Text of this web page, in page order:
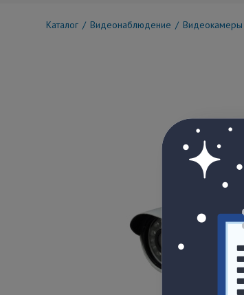
Каталог Видеонаблюдение Видеокамеры